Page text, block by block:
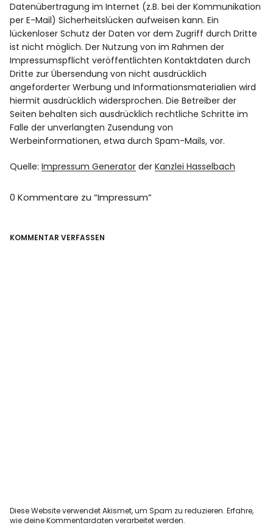
Datenübertragung im Internet (z.B. bei der Kommunikation
per E-Mail) Sicherheitslücken aufweisen kann. Ein
lückenloser Schutz der Daten vor dem Zugriff durch Dritte
ist nicht möglich. Der Nutzung von im Rahmen der
Impressumspflicht veröffentlichten Kontaktdaten durch
Dritte zur Übersendung von nicht ausdrücklich
angeforderter Werbung und Informationsmaterialien wird
hiermit ausdrücklich widersprochen. Die Betreiber der
Seiten behalten sich ausdrücklich rechtliche Schritte im
Falle der unverlangten Zusendung von
Werbeinformationen, etwa durch Spam-Mails, vor.
Quelle:Impressum Generator derKanzlei Hasselbach
0 Kommentare zu “Impressum”
KOMMENTAR VERFASSEN
Diese Website verwendet Akismet, um Spam zu reduzieren.Erfahre,
wie deine Kommentardaten verarbeitet werden.